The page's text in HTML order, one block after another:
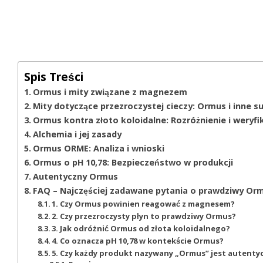
Spis Treści
Ormus i mity związane z magnezem
Mity dotyczące przezroczystej cieczy: Ormus i inne
Ormus kontra złoto koloidalne: Rozróżnienie i
Alchemia i jej zasady
Ormus ORME: Analiza i wnioski
Ormus o pH 10,78: Bezpieczeństwo w produkcji
Autentyczny Ormus
FAQ – Najczęściej zadawane pytania o prawdziwy
1. Czy Ormus powinien reagować z magnesem?
2. Czy przezroczysty płyn to prawdziwy Ormus?
3. Jak odróżnić Ormus od złota koloidalnego?
4. Co oznacza pH 10,78 w kontekście Ormus?
5. Czy każdy produkt nazywany „Ormus” jest